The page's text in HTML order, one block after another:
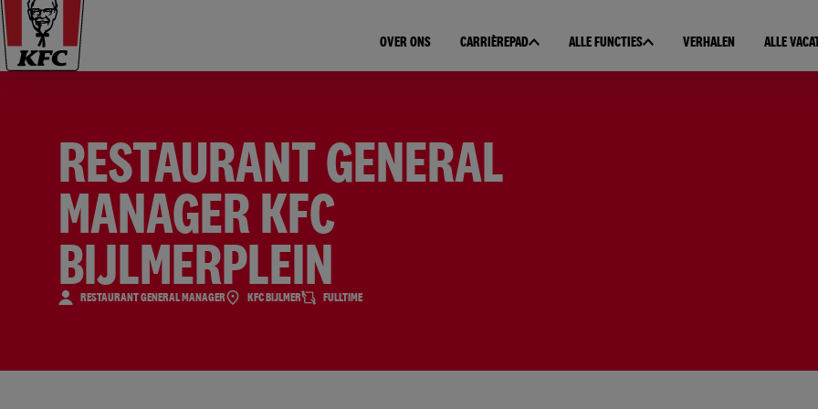
OVER ONS CARRIÈREPAD ALLE FUNCTIES VERHALEN ALLE
RESTAURANT GENERAL
MANAGER KFC
BIJLMERPLEIN
RESTAURANT GENERAL MANAGER KFC BIJLMER FULLTIME